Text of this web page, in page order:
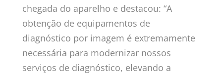
chegada do aparelho e destacou: “A
obtenção de equipamentos de
diagnóstico por imagem é extremamente
necessária para modernizar nossos
serviços de diagnóstico, elevando a